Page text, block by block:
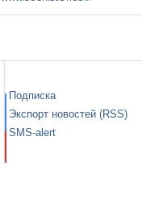
Подписка
Экспорт новостей (RSS)
SMS-alert